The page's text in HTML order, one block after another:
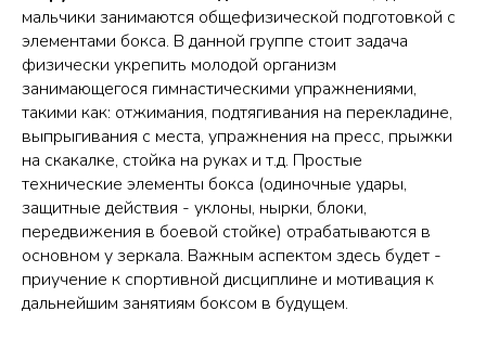
мальчики занимаются общефизической подготовкой с
элементами бокса. В данной группе стоит задача
физически укрепить молодой организм
занимающегося гимнастическими упражнениями,
такими как: отжимания, подтягивания на перекладине,
выпрыгивания с места, упражнения на пресс, прыжки
на скакалке, стойка на руках и т.д. Простые
технические элементы бокса (одиночные удары,
защитные действия - уклоны, нырки, блоки,
передвижения в боевой стойке) отрабатываются в
основном у зеркала. Важным аспектом здесь будет -
приучение к спортивной дисциплине и мотивация к
дальнейшим занятиям боксом в будущем.